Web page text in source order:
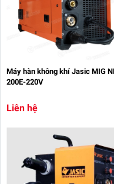
Máy hàn không khí Jasic MIG
200E-220V
Liên hệ